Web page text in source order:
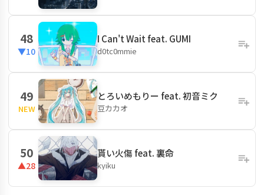
48
▼10
I Can't Wait feat. GUMI
d0tc0mmie
49
NEW
とろいめもりー feat. 初音ミク
豆カカオ
50
▲28
貰い火傷 feat. 裏命
kyiku